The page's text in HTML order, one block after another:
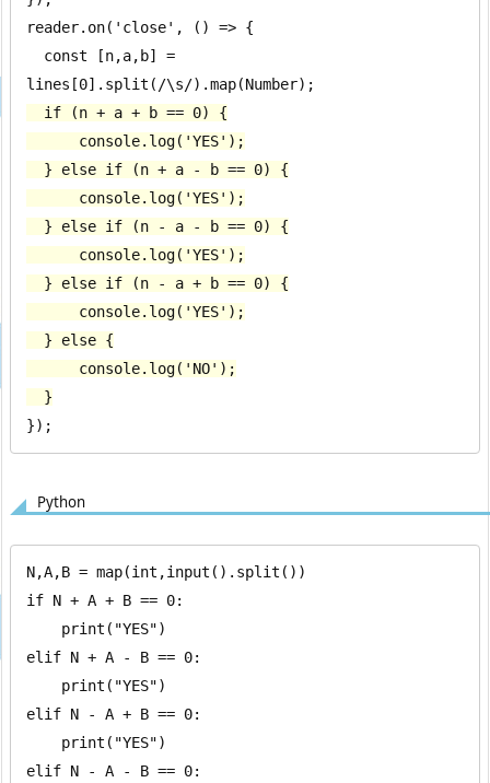
reader.on('close', () => {
  }
});
Python
N,A,B = map(int,input().split())
if N + A + B == 0:
elif N + A - B == 0:
elif N - A + B == 0:
elif N - A - B == 0: